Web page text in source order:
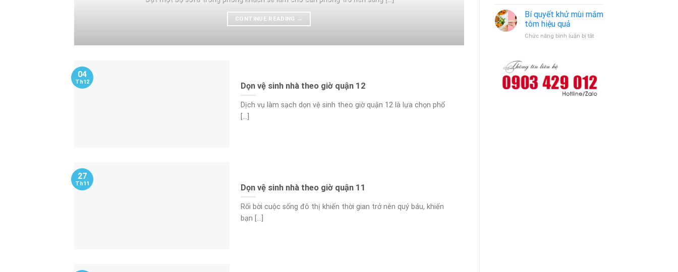
CONTINUE READING →
Dọn vệ sinh nhà theo giờ quận 12
Dịch vụ làm sạch dọn vệ sinh theo giờ quận 12 là lựa chọn phổ
[...]
04
Th12
Dọn vệ sinh nhà theo giờ quận 11
Rối bời cuộc sống đô thị khiến thời gian trở nên quý báu, khiến
bạn [...]
27
Th11
Cát
vụ
vệ
máy
Bí quyết khử mùi mắm
tôm hiệu quả
Chức năng bình luận bị tắtở
mắm
tôm
hiệu